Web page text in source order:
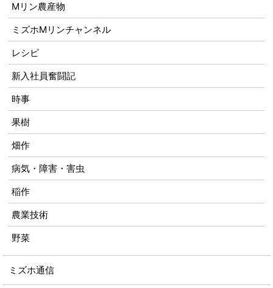
Mリン農産物
ミズホMリンチャンネル
レシピ
新入社員奮闘記
時事
果樹
畑作
病気・障害・害虫
稲作
農業技術
野菜
ミズホ通信